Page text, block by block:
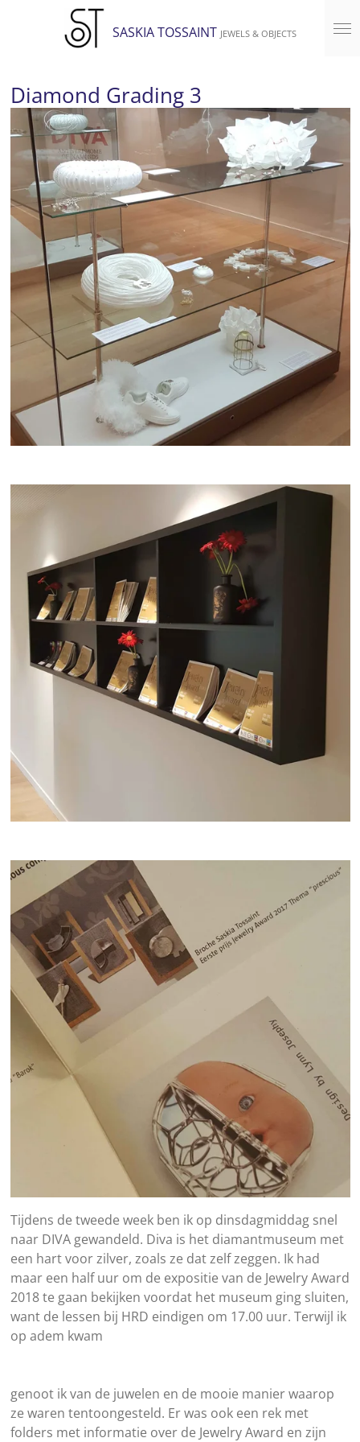
hoofdinhoud
SASKIA TOSSAINT JEWELS & OBJECTS
Diamond Grading 3
Tijdens de tweede week ben ik op dinsdagmiddag snel
naar DIVA gewandeld. Diva is het diamantmuseum met
een hart voor zilver, zoals ze dat zelf zeggen. Ik had
maar een half uur om de expositie van de Jewelry Award
2018 te gaan bekijken voordat het museum ging sluiten,
want de lessen bij HRD eindigen om 17.00 uur. Terwijl ik
op adem kwam
genoot ik van de juwelen en de mooie manier waarop
ze waren tentoongesteld. Er was ook een rek met
folders met informatie over de Jewelry Award en zijn